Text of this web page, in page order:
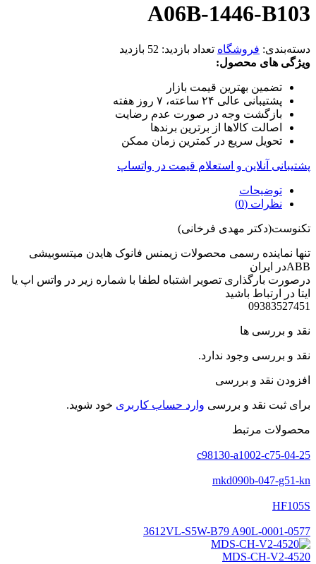
A06B-1446-B103
دسته‌بندی: فروشگاه تعداد بازدید: 52 بازدید
ویژگی های محصول:
تضمین بهترین قیمت بازار
پشتیبانی عالی ۲۴ ساعته، ۷ روز هفته
بازگشت وجه در صورت عدم رضایت
اصالت کالاها از برترین برندها
تحویل سریع در کمترین زمان ممکن
پشتیبانی آنلاین و استعلام قیمت در واتساپ
توضیحات
نظرات (0)
تکنوست(دکتر مهدی فرخانی)
تنها نماینده رسمی محصولات زیمنس فانوک هایدن میتسوبیشی
ABBدر ایران
درصورت بارگذاری تصویر اشتباه لطفا با شماره زیر در واتس اپ یا
ایتا در ارتباط باشید
09383527451
نقد و بررسی ها
نقد و بررسی وجود ندارد.
افزودن نقد و بررسی
برای ثبت نقد و بررسی وارد حساب کاربری خود شوید.
محصولات مرتبط
c98130-a1002-c75-04-25
mkd090b-047-g51-kn
HF105S
3612VL-S5W-B79 A90L-0001-0577
MDS-CH-V2-4520